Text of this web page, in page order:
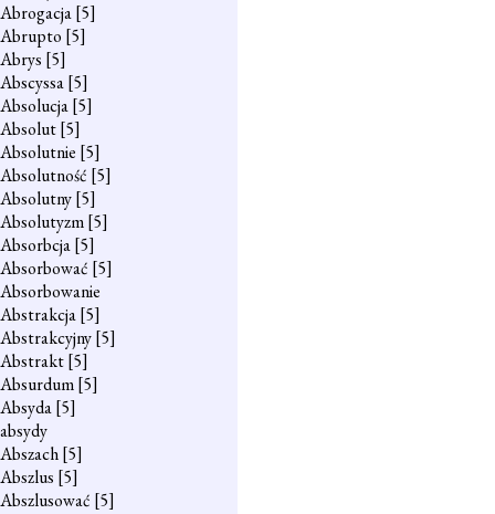
Abrogacja[5]
Abrupto [5]
Abrys [5]
Abscyssa[5]
Absolucja[5]
Absolut[5]
Absolutnie [5]
Absolutność [5]
Absolutny[5]
Absolutyzm[5]
Absorbcja[5]
Absorbować [5]
Absorbowanie
Abstrakcja[5]
Abstrakcyjny[5]
Abstrakt[5]
Absurdum[5]
Absyda[5]
absydy
Abszach[5]
Abszlus [5]
Abszlusować [5]